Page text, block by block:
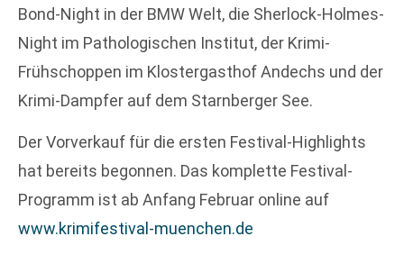
Bond-Night in der BMW Welt, die Sherlock-Holmes-
Night im Pathologischen Institut, der Krimi-
Frühschoppen im Klostergasthof Andechs und der
Krimi-Dampfer auf dem Starnberger See.
Der Vorverkauf für die ersten Festival-Highlights
hat bereits begonnen. Das komplette Festival-
Programm ist ab Anfang Februar online auf
www.krimifestival-muenchen.de